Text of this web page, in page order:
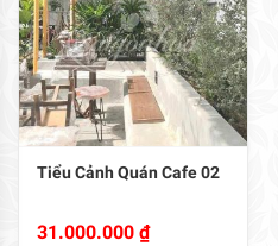
Tiểu Cảnh Quán Cafe 02
31.000.000 ₫